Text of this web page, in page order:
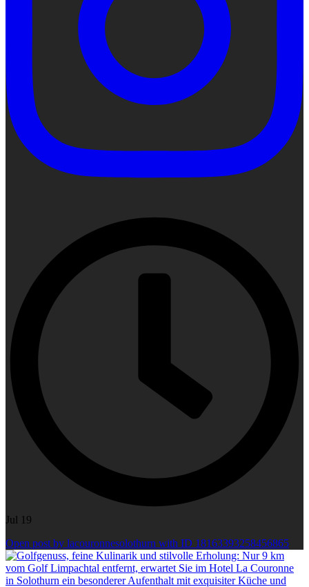
Jul 19
Open post by lacouronnesolothurn with ID 18163393258456865